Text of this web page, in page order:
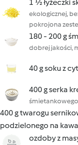
1 ½ łyżeczki
ekologicznej,
pokrojona
180 - 200 g
dobrej jakości,
40 g soku z
400 g serka
400 g twarogu
podzielonego na
ozdoby z